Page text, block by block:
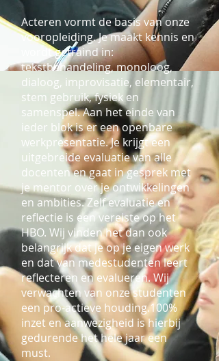
Acteren vormt de basis van onze
vooropleiding. Je maakt kennis en
wordt getraind in:
tekstbehandeling, monoloog,
dialoog, improvisatie, elementair,
stem gebruik, fysiek en
samenspel. Aan het einde van
ieder blok is er een openbare
werkpresentatie. Je krijgt een
uitgebreide evaluatie van alle
docenten en gaat in gesprek met
je mentor over je ontwikkelingen
en ambities. Zelf evaluatie en
reflectie is een vereiste op het
HBO. Wij vinden het dan ook
belangrijk dat je op je eigen werk
en dat van medestudenten leert
reflecteren en evalueren. Wij
verwachten van onze studenten
een pro-actieve houding.100%
inzet en aanwezigheid is hierbij
gedurende het hele jaar een
must.